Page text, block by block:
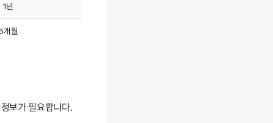
1년
개월
보가 필요합니다.